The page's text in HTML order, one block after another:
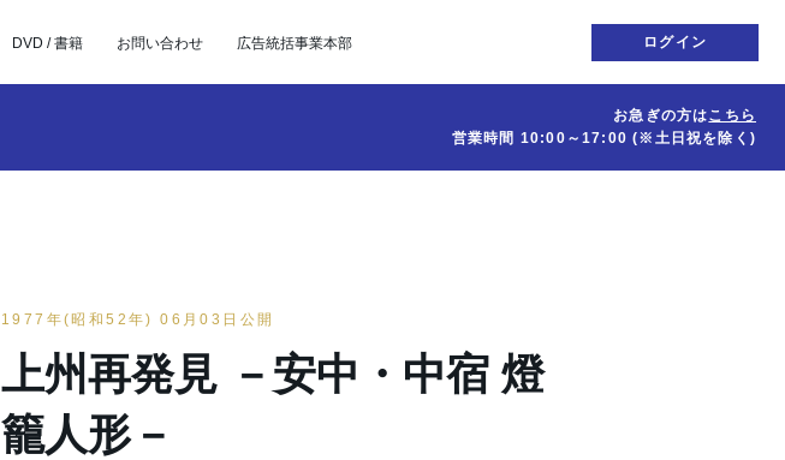
DVD / 書籍 お問い合わせ 広告統括事業本部 ログイン
お急ぎの方はこちら
営業時間 10:00～17:00(※土日祝を除く)
1977年(昭和52年) 06月03日公開
上州再発見 －安中・中宿 燈
籠人形－